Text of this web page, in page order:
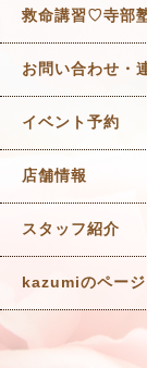
救命講習♡寺部
お問い合わせ・
イベント予約
店舗情報
スタッフ紹介
kazumiのページ